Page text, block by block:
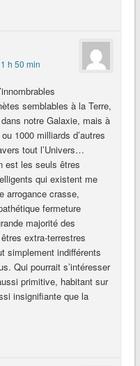
h 50 min
semblables à la Terre,
notre Galaxie, mais à
1000 milliards d’autres
tout l’Univers…
est les seuls êtres
qui existent me
arrogance crasse,
fermeture
majorité des
extra-terrestres
simplement indifférents
Qui pourrait s’intéresser
primitive, habitant sur
insignifiante que la